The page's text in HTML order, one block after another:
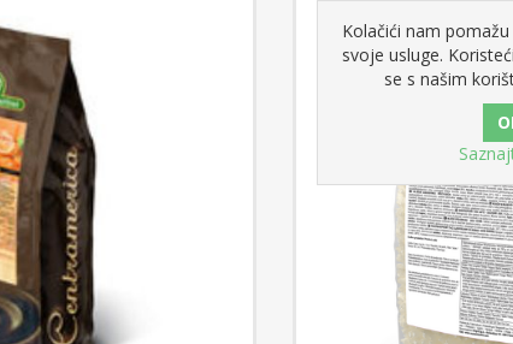
Kolačići nam
svoje usluge.
se s našim